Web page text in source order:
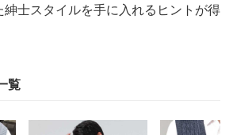
紳士スタイルを手に入れるヒントが得
覧